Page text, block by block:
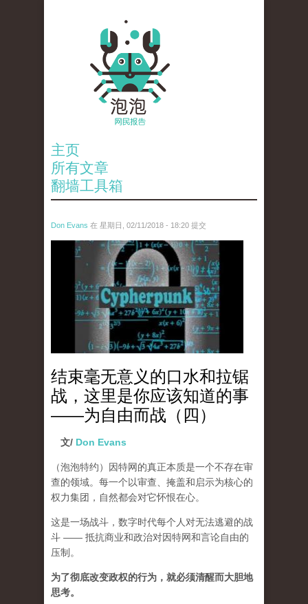
主页
所有文章
翻墙工具箱
Don Evans 在 星期日, 02/11/2018 - 18:20 提交
wechatimg1424.jpeg
结束毫无意义的口水和拉锯
战，这里是你应该知道的事
——为自由而战（四）
文/ Don Evans
（泡泡特约）
因特网的真正本质是一个不存在审
查的领域。每一个以审查、掩盖和启示为核心的
权力集团，自然都会对它怀恨在心。
这是一场战斗，数字时代每个人对无法逃避的战
斗 —— 抵抗商业和政治对因特网和言论自由的
压制。
为了彻底改变政权的行为，就必须清醒而大胆地
思考。